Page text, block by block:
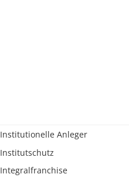
Institutionelle Anleger
Institutschutz
Integralfranchise